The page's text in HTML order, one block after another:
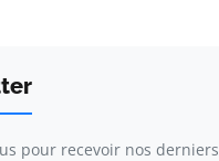
pour recevoir nos